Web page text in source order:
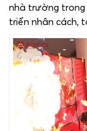
nhà trường trong
triển nhân cách,